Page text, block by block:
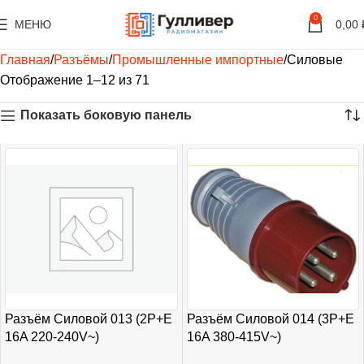
МЕНЮ 0 0,00
Главная Разъёмы Промышленные импортные Силовые
Отображение 1–12 из 71
Показать боковую панель
Разъём Силовой 013 (2P+E
16A 220-240V~)
Разъём Силовой 014 (3P+E
16A 380-415V~)